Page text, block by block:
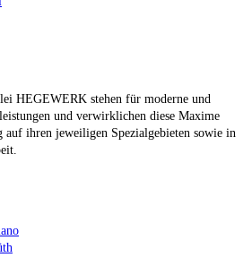
HEGEWERK stehen für moderne und
und verwirklichen diese Maxime
auf ihren jeweiligen Spezialgebieten sowie in